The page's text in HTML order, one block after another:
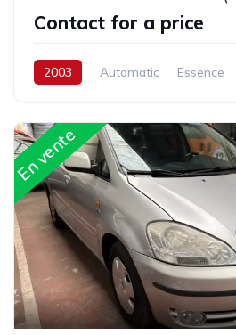
Contact for a price
2003 Automatic Essence
En vente